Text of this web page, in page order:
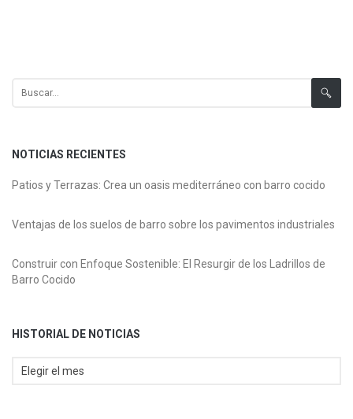
Buscar:
NOTICIAS RECIENTES
Patios y Terrazas: Crea un oasis mediterráneo con barro cocido
Ventajas de los suelos de barro sobre los pavimentos industriales
Construir con Enfoque Sostenible: El Resurgir de los Ladrillos de
Barro Cocido
HISTORIAL DE NOTICIAS
Historial de Noticias